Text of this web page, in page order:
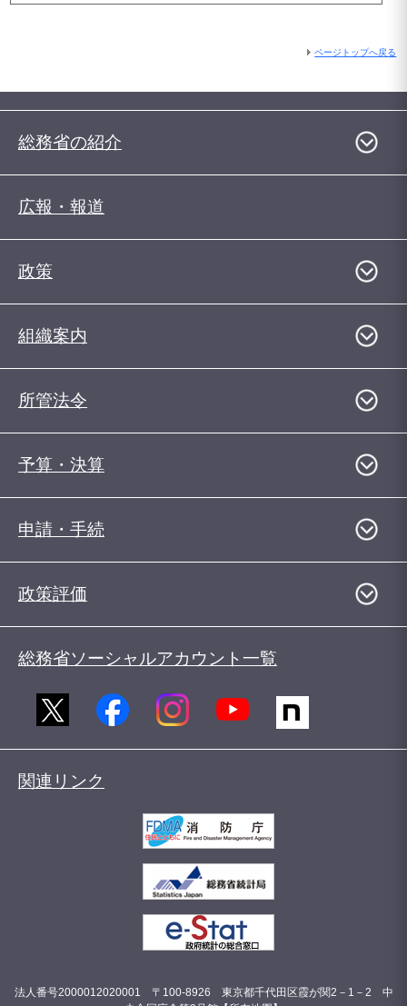
ページトップへ戻る
総務省の紹介
広報・報道
政策
組織案内
所管法令
予算・決算
申請・手続
政策評価
総務省ソーシャルアカウント一覧
関連リンク
法人番号2000012020001 〒100-8926 東京都千代田区霞が関2－1－2 中